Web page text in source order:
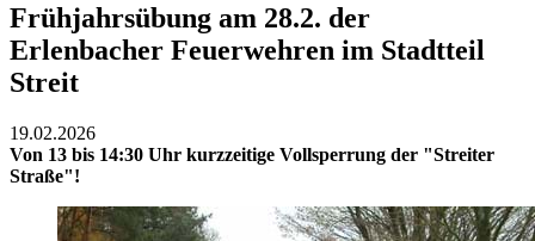
Frühjahrsübung am 28.2. der
Erlenbacher Feuerwehren im Stadtteil
Streit
19.02.2026
Von 13 bis 14:30 Uhr kurzzeitige Vollsperrung der "Streiter
Straße"!